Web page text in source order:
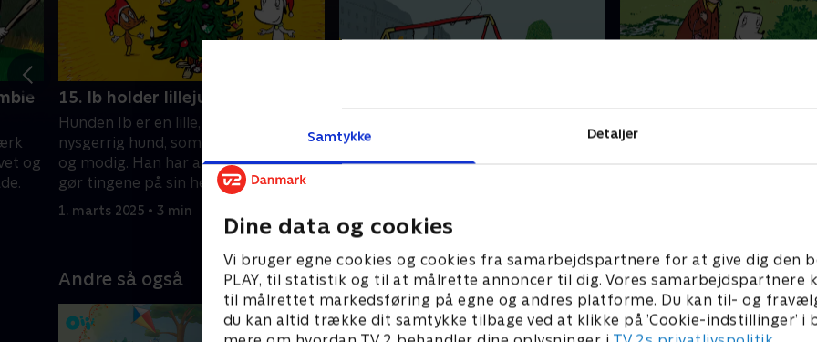
Samtykke Detaljer
Dine data og cookies
Vi bruger egne cookies og cookies fra samarbejdspartnere for at give dig den
PLAY, til statistik og til at målrette annoncer til dig. Vores samarbejdspartnere
til målrettet markedsføring på egne og andres platforme. Du kan til- og
du kan altid trække dit samtykke tilbage ved at klikke på ’Cookie-indstillinger’ i
og
15. Ib holder lillejuleaften
Hunden Ib er en lille, hvid og
nysgerrig hund, som er både stærk
og modig. Han har appetit på livet og
gør tingene på sin helt egen måde.
1. marts 2025 • 3 min
nysgerrig hund, som er både stærk
og modig. Han har appetit på livet og
nysgerrig hund, som er
Andre så også